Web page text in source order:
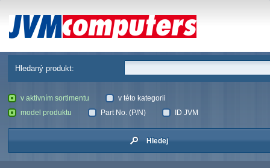
JVM Computers
Hledaný produkt:
v aktivním sortimentu
v této kategorii
model produktu
Part No. (P/N) ID JVM
Hledej